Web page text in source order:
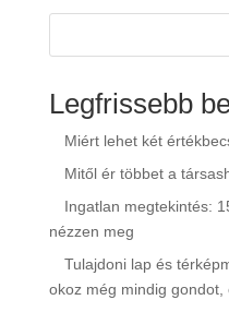
Legfrissebb
Miért lehet két
Mitől ér többet a
Ingatlan megtekintés:
nézzen meg
Tulajdoni lap és
okoz még mindig